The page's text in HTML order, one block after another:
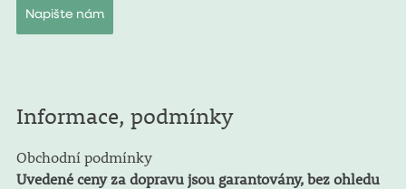
Napište nám
Informace, podmínky
Obchodní podmínky
Uvedené ceny za dopravu jsou garantovány, bez ohledu